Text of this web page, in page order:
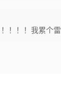
！！！我累个雷